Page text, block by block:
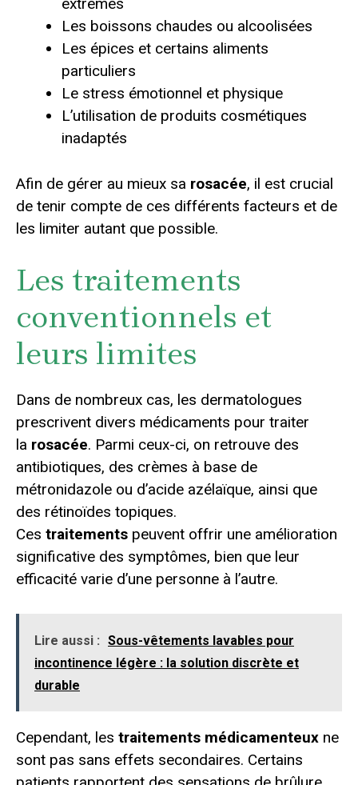
extrêmes
Les boissons chaudes ou alcoolisées
Les épices et certains aliments
particuliers
Le stress émotionnel et physique
L’utilisation de produits cosmétiques
inadaptés
Afin de gérer au mieux sa rosacée, il est crucial
de tenir compte de ces différents facteurs et de
les limiter autant que possible.
Les traitements
conventionnels et
leurs limites
Dans de nombreux cas, les dermatologues
prescrivent divers médicaments pour traiter
la rosacée. Parmi ceux-ci, on retrouve des
antibiotiques, des crèmes à base de
métronidazole ou d’acide azélaïque, ainsi que
des rétinoïdes topiques.
Ces traitements peuvent offrir une amélioration
significative des symptômes, bien que leur
efficacité varie d’une personne à l’autre.
Lire aussi : Sous-vêtements lavables pour
incontinence légère : la solution discrète et
durable
Cependant, les traitements médicamenteux ne
sont pas sans effets secondaires. Certains